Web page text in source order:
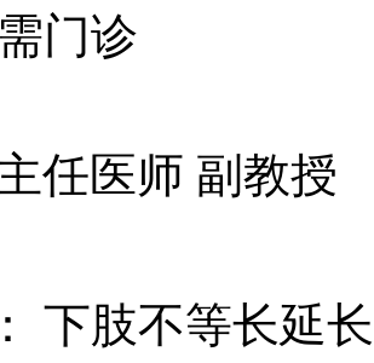
门诊
主任医师 副教授
下肢不等长延